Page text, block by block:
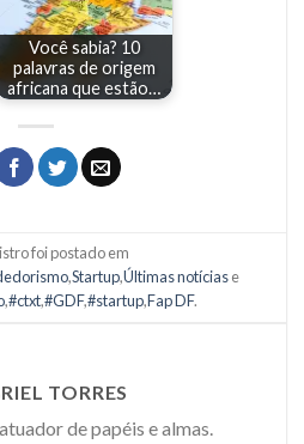
Você sabia? 10
palavras de origem
africana que estão…
foi postado em
,Startup,Últimas notíciase
,#ctxt,#GDF,#startup,Fap DF.
TORRES
de papéis e almas.